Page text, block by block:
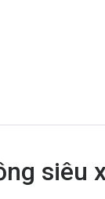
siêu